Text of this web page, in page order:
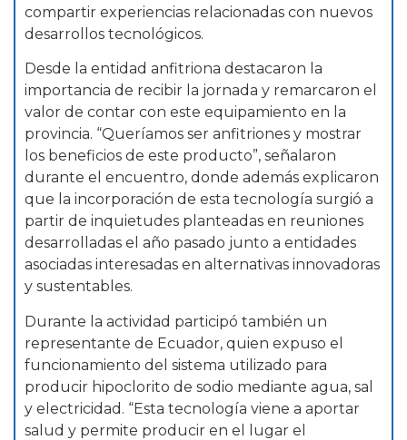
compartir experiencias relacionadas con nuevos
desarrollos tecnológicos.
Desde la entidad anfitriona destacaron la
importancia de recibir la jornada y remarcaron el
valor de contar con este equipamiento en la
provincia. “Queríamos ser anfitriones y mostrar
los beneficios de este producto”, señalaron
durante el encuentro, donde además explicaron
que la incorporación de esta tecnología surgió a
partir de inquietudes planteadas en reuniones
desarrolladas el año pasado junto a entidades
asociadas interesadas en alternativas innovadoras
y sustentables.
Durante la actividad participó también un
representante de Ecuador, quien expuso el
funcionamiento del sistema utilizado para
producir hipoclorito de sodio mediante agua, sal
y electricidad. “Esta tecnología viene a aportar
salud y permite producir en el lugar el